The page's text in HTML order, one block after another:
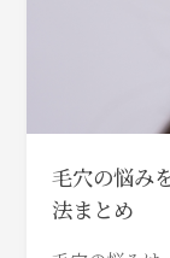
毛穴の悩み
法まとめ